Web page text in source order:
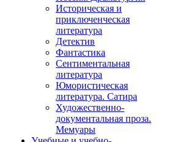
Историческая и
приключенческая
литература
Детектив
Фантастика
Сентиментальная
литература
Юмористическая
литература. Сатира
Художественно-
документальная проза.
Мемуары